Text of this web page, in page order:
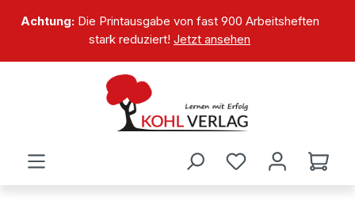
springen
Achtung:Die Printausgabe von fast 900 Arbeitsheften
stark reduziert! Jetzt ansehen